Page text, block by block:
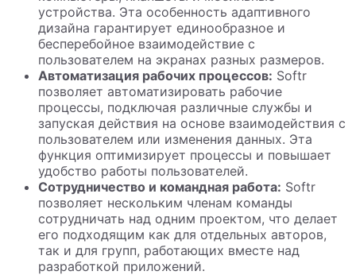
устройства. Эта особенность адаптивного
дизайна гарантирует единообразное и
бесперебойное взаимодействие с
пользователем на экранах разных размеров.
Автоматизация рабочих процессов: Softr
позволяет автоматизировать рабочие
процессы, подключая различные службы и
запуская действия на основе взаимодействия с
пользователем или изменения данных. Эта
функция оптимизирует процессы и повышает
удобство работы пользователей.
Сотрудничество и командная работа: Softr
позволяет нескольким членам команды
сотрудничать над одним проектом, что делает
его подходящим как для отдельных авторов,
так и для групп, работающих вместе над
разработкой приложений.